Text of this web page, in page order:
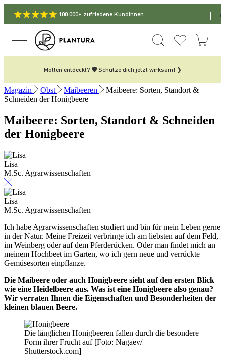
100.000+ zufriedene KundInnen
Motten entdeckt? 🛡️ Schütze dich jetzt wirksam! ❯
Magazin Obst Maibeeren
Maibeere: Sorten, Standort &
Schneiden der Honigbeere
Maibeere: Sorten, Standort & Schneiden
der Honigbeere
Lisa
M.Sc. Agrarwissenschaften
Lisa
M.Sc. Agrarwissenschaften
Ich habe Agrarwissenschaften studiert und bin für mein Leben gerne
in der Natur. Meine Freizeit verbringe ich am liebsten auf dem Feld,
im Weinberg oder auf dem Pferderücken. Oder man findet mich an
meinem Hochbeet im Garten, wo ich gern neue und verrückte
Gemüsesorten einpflanze.
Die Maibeere oder auch Honigbeere sieht auf den ersten Blick
wie eine Heidelbeere aus. Was ist eine Honigbeere also genau?
Wir verraten Ihnen die Eigenschaften und Besonderheiten der
kleinen blauen Beere.
Die länglichen Honigbeeren fallen durch die besondere
Form ihrer Frucht auf [Foto: Nagaev/
Shutterstock.com]